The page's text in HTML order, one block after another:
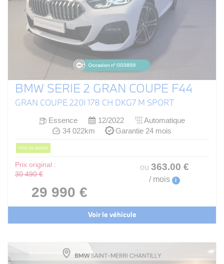
BMW SERIE 2 GRAN COUPE F44
GRAN COUPE 220I 178 CH DKG7 M SPORT
Essence 12/2022
Automatique
34 022km
Garantie 24 mois
PRIX EN BAISSE
Prix original :
30 490 €
29 990 €
ou 363.00 €
/ mois i
Voir le véhicule